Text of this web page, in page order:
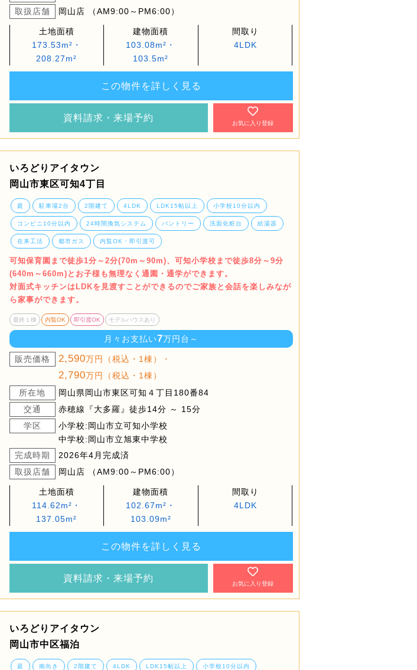
取扱店舗
岡山店 （AM9:00～PM6:00）
土地面積
173.53m²・
208.27m²
建物面積
103.08m²・
103.5m²
間取り
4LDK
この物件を詳しく見る
資料請求・来場予約
お気に入り登録
いろどりアイタウン
岡山市東区可知4丁目
庭 駐車場2台 2階建て 4LDK LDK15帖以上 小学校10分以内
コンビニ10分以内 24時間換気システム パントリー 洗面化粧台 給湯器
在来工法 都市ガス 内覧OK・即引渡可
可知保育園まで徒歩1分～2分(70m～90m)、可知小学校まで徒歩8分～9分
(640m～660m)とお子様も無理なく通園・通学ができます。
対面式キッチンはLDKを見渡すことができるのでご家族と会話を楽しみなが
ら家事ができます。
最終１棟 内覧OK 即引渡OK モデルハウスあり
月々お支払い7万円台～
販売価格 2,590万円（税込・1棟）・
2,790万円（税込・1棟）
所在地
岡山県岡山市東区可知４丁目180番84
交通
赤穂線『大多羅』徒歩14分 ～ 15分
学区
小学校:岡山市立可知小学校
中学校:岡山市立旭東中学校
完成時期
2026年4月完成済
取扱店舗
岡山店 （AM9:00～PM6:00）
土地面積
114.62m²・
137.05m²
建物面積
102.67m²・
103.09m²
間取り
4LDK
この物件を詳しく見る
資料請求・来場予約
お気に入り登録
いろどりアイタウン
岡山市中区福泊
庭 南向き 2階建て 4LDK LDK15帖以上 小学校10分以内